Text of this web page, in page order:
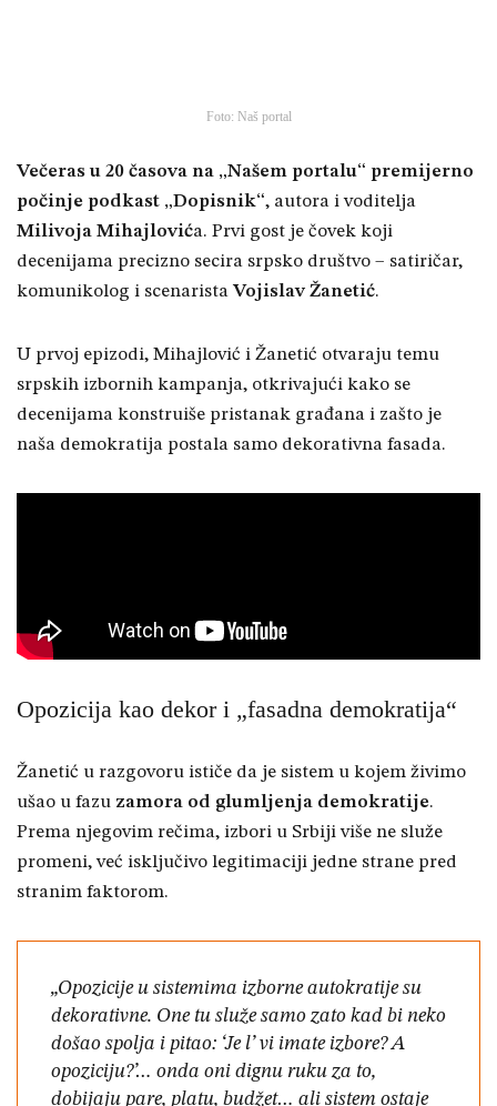
Foto: Naš portal
Večeras u 20 časova na „Našem portalu“ premijerno
počinje podkast „Dopisnik“, autora i voditelja
Milivoja Mihajlovića. Prvi gost je čovek koji
decenijama precizno secira srpsko društvo – satiričar,
komunikolog i scenarista Vojislav Žanetić.
U prvoj epizodi, Mihajlović i Žanetić otvaraju temu
srpskih izbornih kampanja, otkrivajući kako se
decenijama konstruiše pristanak građana i zašto je
naša demokratija postala samo dekorativna fasada.
Opozicija kao dekor i „fasadna demokratija“
Žanetić u razgovoru ističe da je sistem u kojem živimo
ušao u fazu zamora od glumljenja demokratije.
Prema njegovim rečima, izbori u Srbiji više ne služe
promeni, već isključivo legitimaciji jedne strane pred
stranim faktorom.
„Opozicije u sistemima izborne autokratije su
dekorativne. One tu služe samo zato kad bi neko
došao spolja i pitao: ‘Je l’ vi imate izbore? A
opoziciju?’… onda oni dignu ruku za to,
dobijaju pare, platu, budžet… ali sistem ostaje